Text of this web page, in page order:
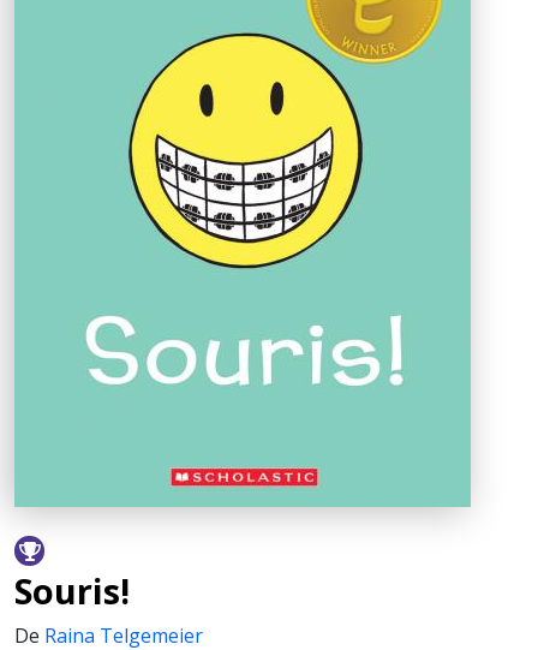
Souris!
De Raina Telgemeier